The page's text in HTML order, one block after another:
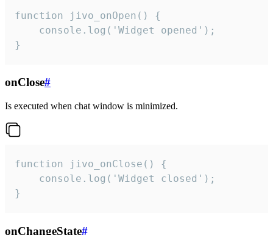
function jivo_onOpen() {
    console.log('Widget opened');
}
onClose#
Is executed when chat window is minimized.
function jivo_onClose() {
    console.log('Widget closed');
}
onChangeState#